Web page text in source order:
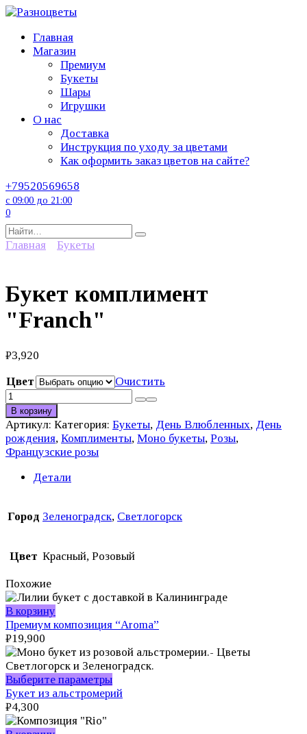
Перейти
содержанию
Главная
Магазин
Премиум
Букеты
Шары
Игрушки
О нас
Доставка
Инструкция по уходу за цветами
Как оформить заказ цветов на сайте?
+79520569658
с 09:00 до 21:00
0
Search
for:
Главная Букеты
Букет комплимент
"Franch"
₽3,920
Цвет
Очистить
Количество
товара
Букет
комплимент
"Franch"
В корзину
Артикул: Категория: Букеты, День Влюбленных, День
рождения, Комплименты, Моно букеты, Розы,
Французские розы
Детали
Город Зеленоградск, Светлогорск
Цвет Красный, Розовый
Похожие
В корзину
Премиум композиция “Aroma”
₽19,900
Выберите параметрыЭтот
товар
Букет из альстромерий
₽4,300